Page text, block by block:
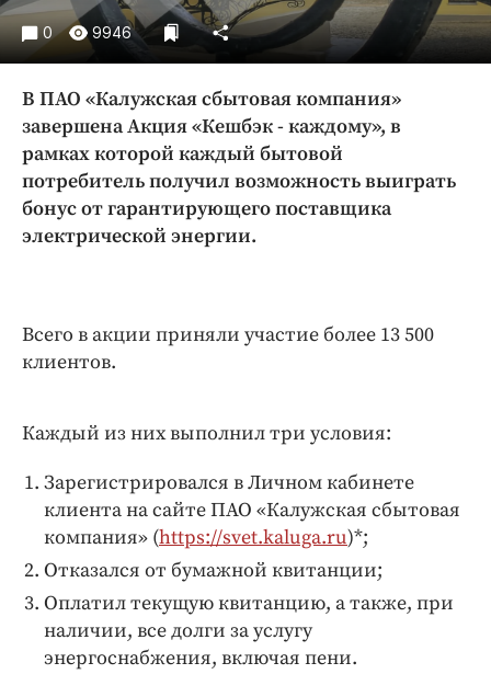
Происшествия
Спорт
ПРОЕКТЫ
Блоги
Медиаперсона
Бренд года
Работодатель года
0 9946
В ПАО «Калужская сбытовая компания»
завершена Акция «Кешбэк - каждому», в
рамках которой каждый бытовой
потребитель получил возможность выиграть
бонус от гарантирующего поставщика
электрической энергии.
Всего в акции приняли участие более 13 500
клиентов.
Каждый из них выполнил три условия:
Зарегистрировался в Личном кабинете
клиента на сайте ПАО «Калужская сбытовая
компания» (https://svet.kaluga.ru)*;
Отказался от бумажной квитанции;
Оплатил текущую квитанцию, а также, при
наличии, все долги за услугу
энергоснабжения, включая пени.